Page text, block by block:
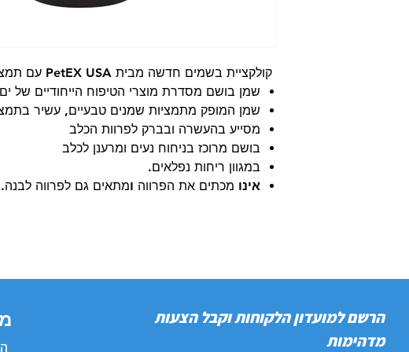
קולקציית בשמים חדשה מבית PetEX USA עם תמציות שמנים טבעיות
שמן בושם מסדרת מוצרי הטיפוח הייחודיים של
שמן המופק מתמציות שמנים טבעיים, עשיר
מסייע בהעשרה ובברק לפרוות הכלב
בושם מרוכז בניחוח נעים ומרענן לכלב
במגוון ריחות נפלאים.
אינו מכתים את הפרווה ומתאים גם לפרווה לבנה.
הרשם למועדון הלקוחות וקבל הצעות
מדהימות